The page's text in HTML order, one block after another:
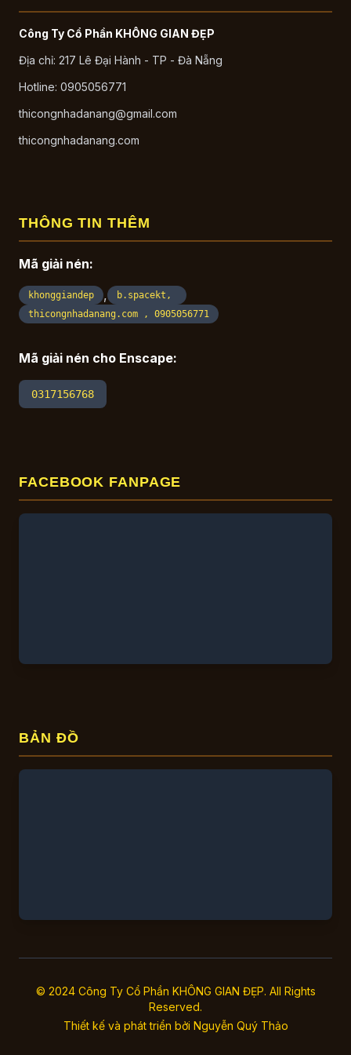
Công Ty Cổ Phần KHÔNG GIAN ĐẸP
Địa chỉ: 217 Lê Đại Hành - TP - Đà Nẵng
Hotline: 0905056771
thicongnhadanang@gmail.com
thicongnhadanang.com
THÔNG TIN THÊM
Mã giải nén:
khonggiandep ,
b.spacekt,
thicongnhadanang.com , 0905056771
Mã giải nén cho Enscape:
0317156768
FACEBOOK FANPAGE
BẢN ĐỒ
© 2024 Công Ty Cổ Phần KHÔNG GIAN ĐẸP. All Rights
Reserved.
Thiết kế và phát triển bởi Nguyễn Quý Thảo